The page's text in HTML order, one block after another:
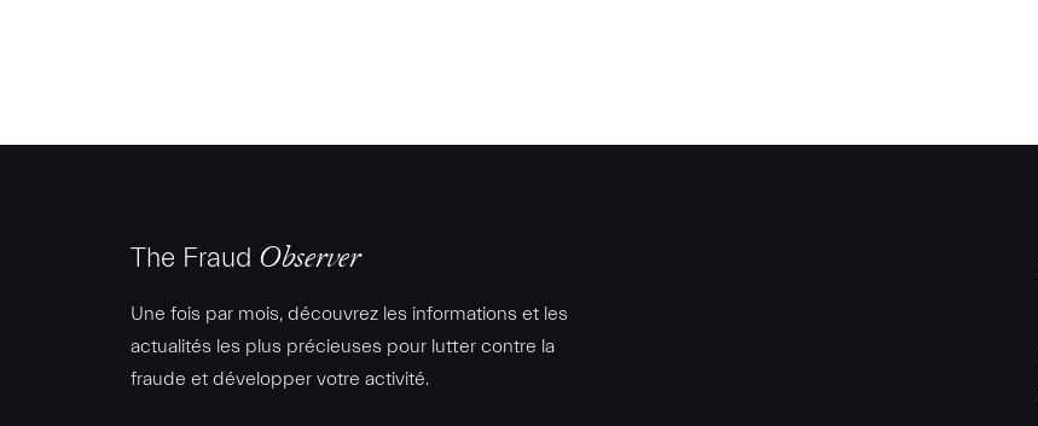
The Fraud Observer
Une fois par mois, découvrez les informations et les
actualités les plus précieuses pour lutter contre la
fraude et développer votre activité.